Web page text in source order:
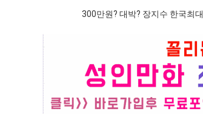
300만원? 대박? 장지수 한국최